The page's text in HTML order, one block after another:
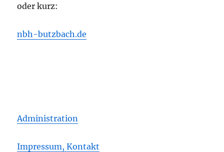
oder kurz:
nbh-butzbach.de
Administration
Impressum, Kontakt